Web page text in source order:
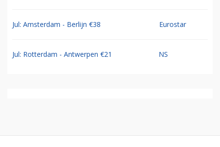
Jul: Amsterdam - Berlijn €38 Eurostar
Jul: Rotterdam - Antwerpen €21 NS